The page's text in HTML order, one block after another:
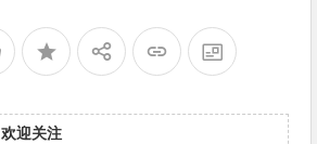
欢迎关注